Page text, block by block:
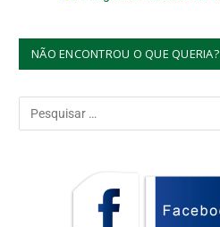
NÃO ENCONTROU O QUE QUERIA?